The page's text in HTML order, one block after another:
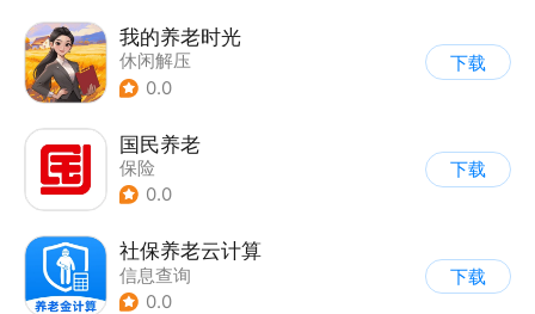
我的养老时光
休闲解压
0.0
下载
国民养老
保险
0.0
下载
社保养老云计算
信息查询
0.0
下载